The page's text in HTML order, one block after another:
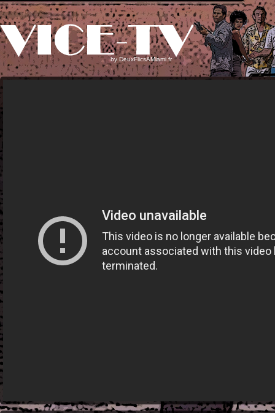
by DeuxFlicsAMiami.fr